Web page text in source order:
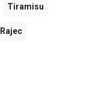
Tiramisu
Rajec